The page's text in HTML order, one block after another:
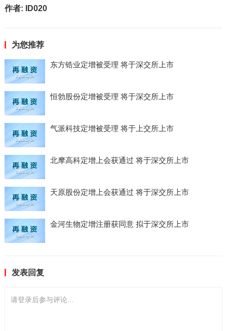
作者: ID020
为您推荐
东方锆业定增被受理 将于深交所上市
恒勃股份定增被受理 将于深交所上市
气派科技定增被受理 将于上交所上市
北摩高科定增上会获通过 将于深交所上市
天原股份定增上会获通过 将于深交所上市
金河生物定增注册获同意 拟于深交所上市
发表回复
请登录后参与评论...